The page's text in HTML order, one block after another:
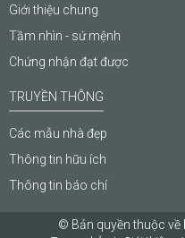
Giới thiệu chung
Tầm nhìn - sứ mệnh
Chứng nhận đạt được
TRUYỀN THÔNG
Các mẫu nhà đẹp
Thông tin hữu ích
Thông tin báo chí
© Bản quyền thuộc về